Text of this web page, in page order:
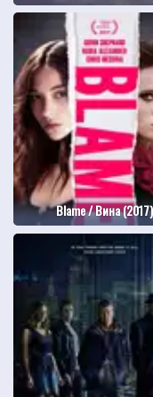
Blame / Вина (2017)